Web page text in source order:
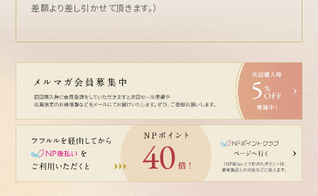
差額より差し引かせて頂きます。）